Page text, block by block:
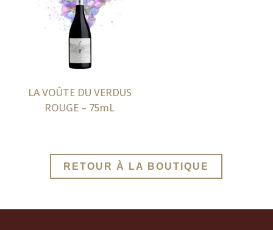
LA VOÛTE DU VERDUS
ROUGE – 75mL
RETOUR À LA BOUTIQUE